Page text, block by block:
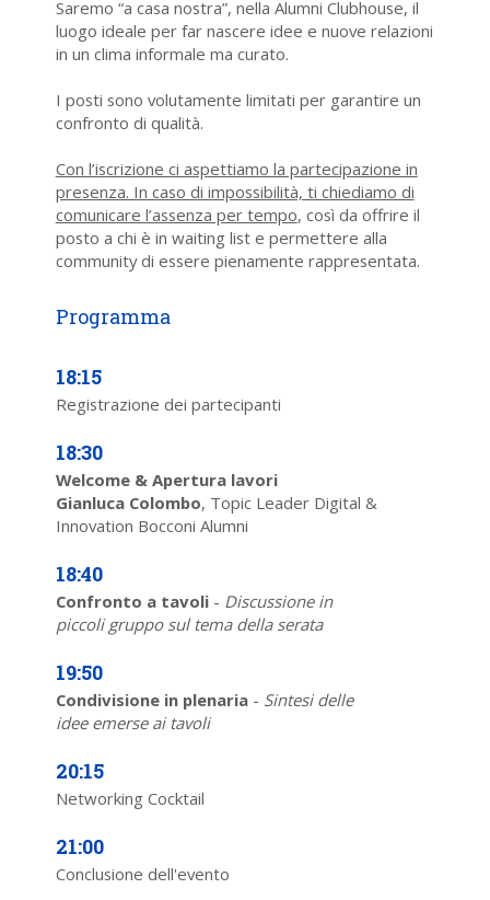
Saremo “a casa nostra”, nella Alumni Clubhouse, il
luogo ideale per far nascere idee e nuove relazioni
in un clima informale ma curato.
I posti sono volutamente limitati per garantire un
confronto di qualità.
Con l’iscrizione ci aspettiamo la partecipazione in
presenza. In caso di impossibilità, ti chiediamo di
comunicare l’assenza per tempo, così da offrire il
posto a chi è in waiting list e permettere alla
community di essere pienamente rappresentata.
18:15
Registrazione dei partecipanti
18:30
Welcome & Apertura lavori
Gianluca Colombo, Topic Leader Digital &
Innovation Bocconi Alumni
18:40
Confronto a tavoli- Discussione in
piccoli gruppo sul tema della serata
19:50
Condivisione in plenaria- Sintesi delle
idee emerse ai tavoli
20:15
Networking Cocktail
21:00
Conclusione dell'evento